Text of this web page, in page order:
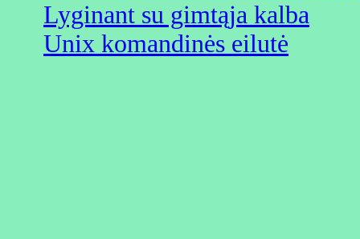
Lyginant su gimtąja kalba
Unix komandinės eilutė